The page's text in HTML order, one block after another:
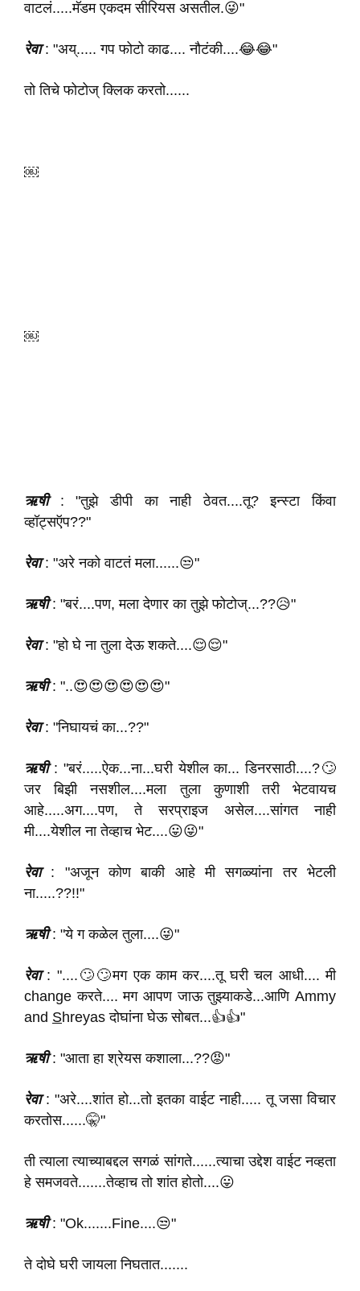
वाटलं.....मॅडम एकदम सीरियस असतील.😜"
रेवा: "अय्..... गप फोटो काढ.... नौटंकी....😂😂"
तो तिचे फोटोज् क्लिक करतो......
￼
￼
ऋषी: "तुझे डीपी का नाही ठेवत....तू? इन्स्टा किंवा
व्हॉट्सऍप??"
रेवा: "अरे नको वाटतं मला......😒"
ऋषी: "बरं....पण, मला देणार का तुझे फोटोज्...??😥"
रेवा: "हो घे ना तुला देऊ शकते....😌😌"
ऋषी: "..😍😍😍😍😍😍"
रेवा: "निघायचं का...??"
ऋषी: "बरं.....ऐक...ना...घरी येशील का... डिनरसाठी....?🙄
जर बिझी नसशील....मला तुला कुणाशी तरी भेटवायच
आहे.....अग....पण, ते सरप्राइज असेल....सांगत नाही
मी....येशील ना तेव्हाच भेट....😛😜"
रेवा: "अजून कोण बाकी आहे मी सगळ्यांना तर भेटली
ना.....??!!"
ऋषी: "ये ग कळेल तुला....😜"
रेवा: "....🙄🙄मग एक काम कर....तू घरी चल आधी.... मी
change करते.... मग आपण जाऊ तुझ्याकडे...आणि Ammy
and Shreyas दोघांना घेऊ सोबत...👍👍"
ऋषी: "आता हा श्रेयस कशाला...??😡"
रेवा: "अरे....शांत हो...तो इतका वाईट नाही..... तू जसा विचार
करतोस......🤫"
ती त्याला त्याच्याबद्दल सगळं सांगते......त्याचा उद्देश वाईट नव्हता
हे समजवते.......तेव्हाच तो शांत होतो....😛
ऋषी: "Ok.......Fine....😒"
ते दोघे घरी जायला निघतात.......